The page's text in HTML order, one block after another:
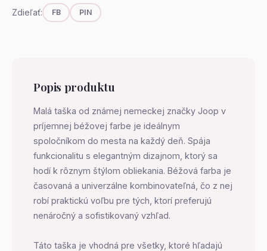
Zdieľať: FB PIN
Popis produktu
Malá taška od známej nemeckej značky Joop v
príjemnej béžovej farbe je ideálnym
spoločníkom do mesta na každý deň. Spája
funkcionalitu s elegantným dizajnom, ktorý sa
hodí k rôznym štýlom obliekania. Béžová farba je
časovaná a univerzálne kombinovateľná, čo z nej
robí praktickú voľbu pre tých, ktorí preferujú
nenáročný a sofistikovaný vzhľad.
Táto taška je vhodná pre všetky, ktoré hľadajú